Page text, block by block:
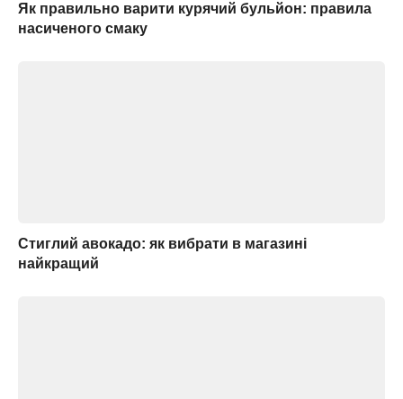
Як правильно варити курячий бульйон: правила
насиченого смаку
Стиглий авокадо: як вибрати в магазині
найкращий